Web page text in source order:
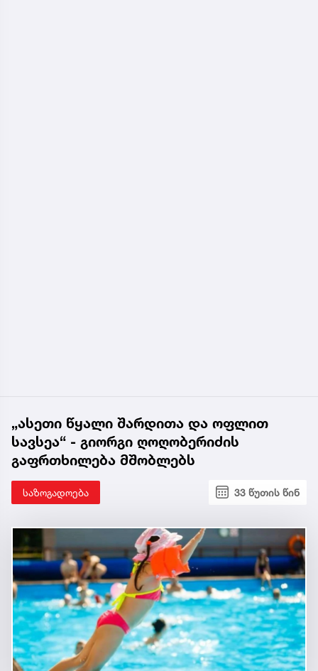
„ასეთი წყალი შარდითა და ოფლით
სავსეა“ - გიორგი ღოღობერიძის
გაფრთხილება მშობლებს
საზოგადოება 33 წუთის წინ